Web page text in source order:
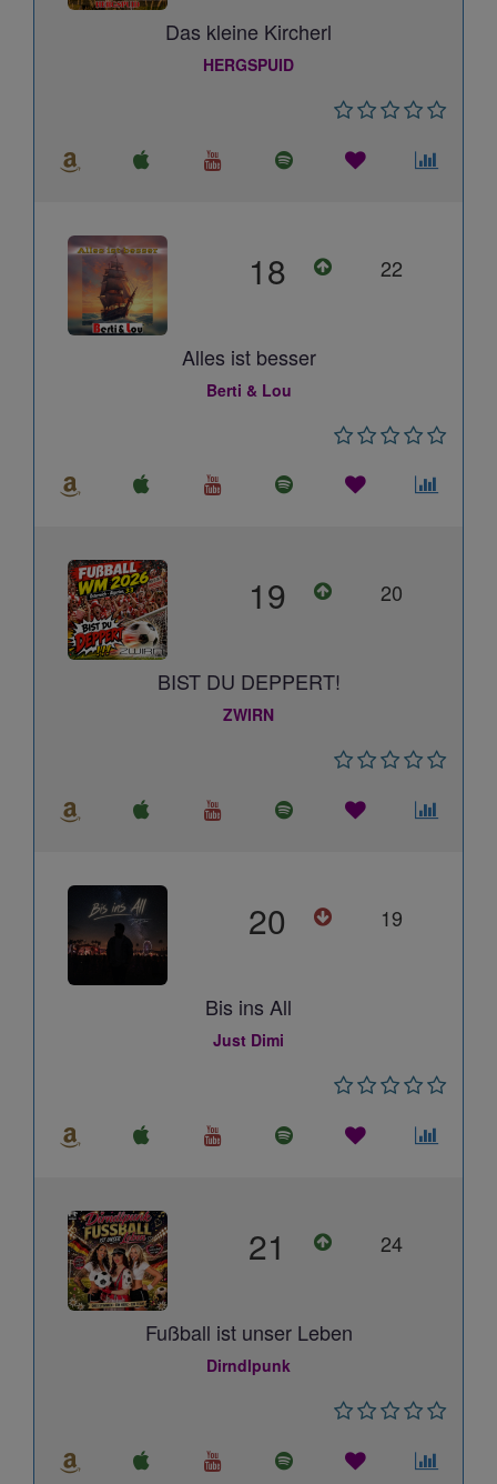
Das kleine Kircherl
HERGSPUID
18 22
Alles ist besser
Berti & Lou
19 20
BIST DU DEPPERT!
ZWIRN
20 19
Bis ins All
Just Dimi
21 24
Fußball ist unser Leben
Dirndlpunk